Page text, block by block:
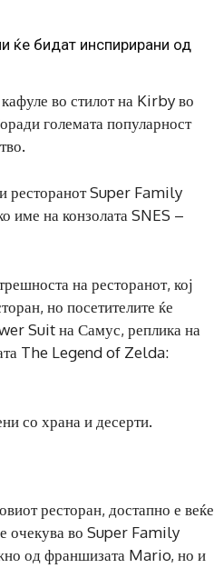
ќе бидат инспирирани од
во стилот на Kirby во
големата популарност
ресторанот Super Family
име на конзолата SNES –
на ресторанот, кој
но посетителите ќе
Suit на Самус, реплика на
The Legend of Zelda:
со храна и десерти.
ресторан, достапно е веќе
очекува во Super Family
од франшизата Mario, но и